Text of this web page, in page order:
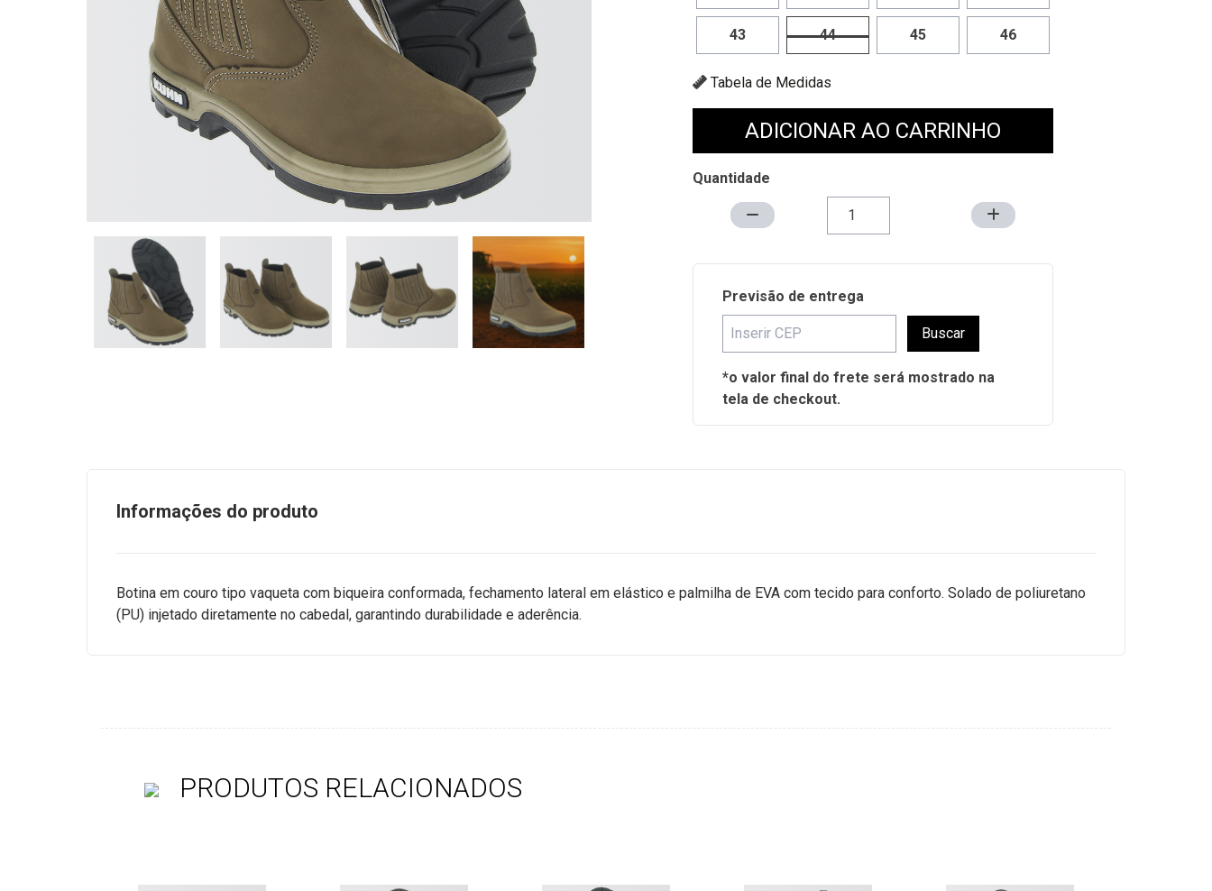
43 44 45 46
Tabela de Medidas
ADICIONAR AO CARRINHO
Quantidade
Previsão de entrega
Buscar
*o valor final do frete será mostrado na
tela de checkout.
Informações do produto
Botina em couro tipo vaqueta com biqueira conformada, fechamento lateral em elástico e palmilha de EVA com tecido para conforto. Solado de poliuretano
(PU) injetado diretamente no cabedal, garantindo durabilidade e aderência.
PRODUTOS RELACIONADOS